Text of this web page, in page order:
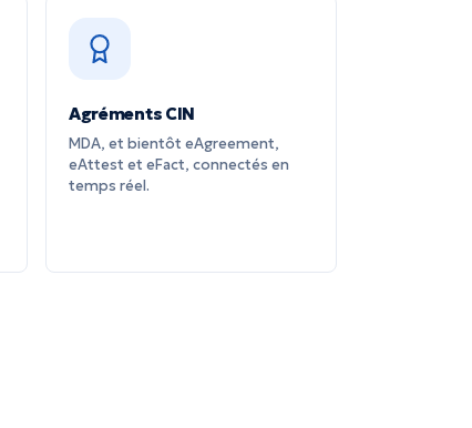
Agréments CIN
MDA, et bientôt eAgreement,
eAttest et eFact, connectés en
temps réel.